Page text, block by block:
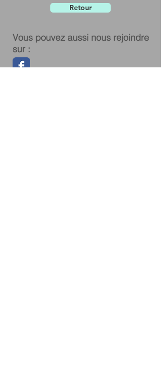
Retour
Vous pouvez aussi nous rejoindre
sur :